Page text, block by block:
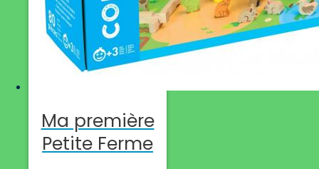
Ma première
Petite Ferme